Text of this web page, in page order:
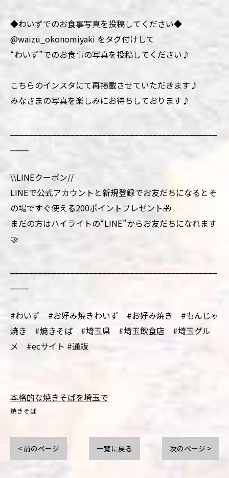
◆わいずでのお食事写真を投稿してください◆
@waizu_okonomiyaki をタグ付けして
“わいず”でのお食事の写真を投稿してください♪
こちらのインスタにて再掲載させていただきます♪
みなさまの写真を楽しみにお待ちしております♪
\\LINEクーポン//
LINEで公式アカウントと新規登録でお友だちになるとそ
の場ですぐ使える200ポイントプレゼント🎁
まだの方はハイライトの“LINE”からお友だちになれます
🤝
#わいず #お好み焼きわいず #お好み焼き #もんじゃ
焼き #焼きそば #埼玉県 #埼玉飲食店 #埼玉グル
メ #ecサイト #通販
本格的な焼きそばを埼玉で
焼きそば
< 前のページ 一覧に戻る 次のページ >